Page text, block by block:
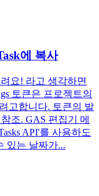
에 복사
요! 라고 생각하면
토큰은 프로젝트의
고합니다. 토큰의 발
조. GAS 편집기 메
API'를 사용하도
있는 날짜가...